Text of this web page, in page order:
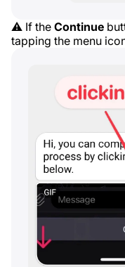
⚠️ If the Continue
tapping the menu